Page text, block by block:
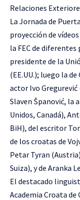
Relaciones
La Jornada de
proyección de
la FEC de
presidente de la
(EE.UU.); luego la
actor Ivo
Slaven Španović, la
Unidos, Canadá),
BiH), del escritor
de los croatas de
Petar Tyran
Suiza), y de Aranka
El destacado
Academia Croata de